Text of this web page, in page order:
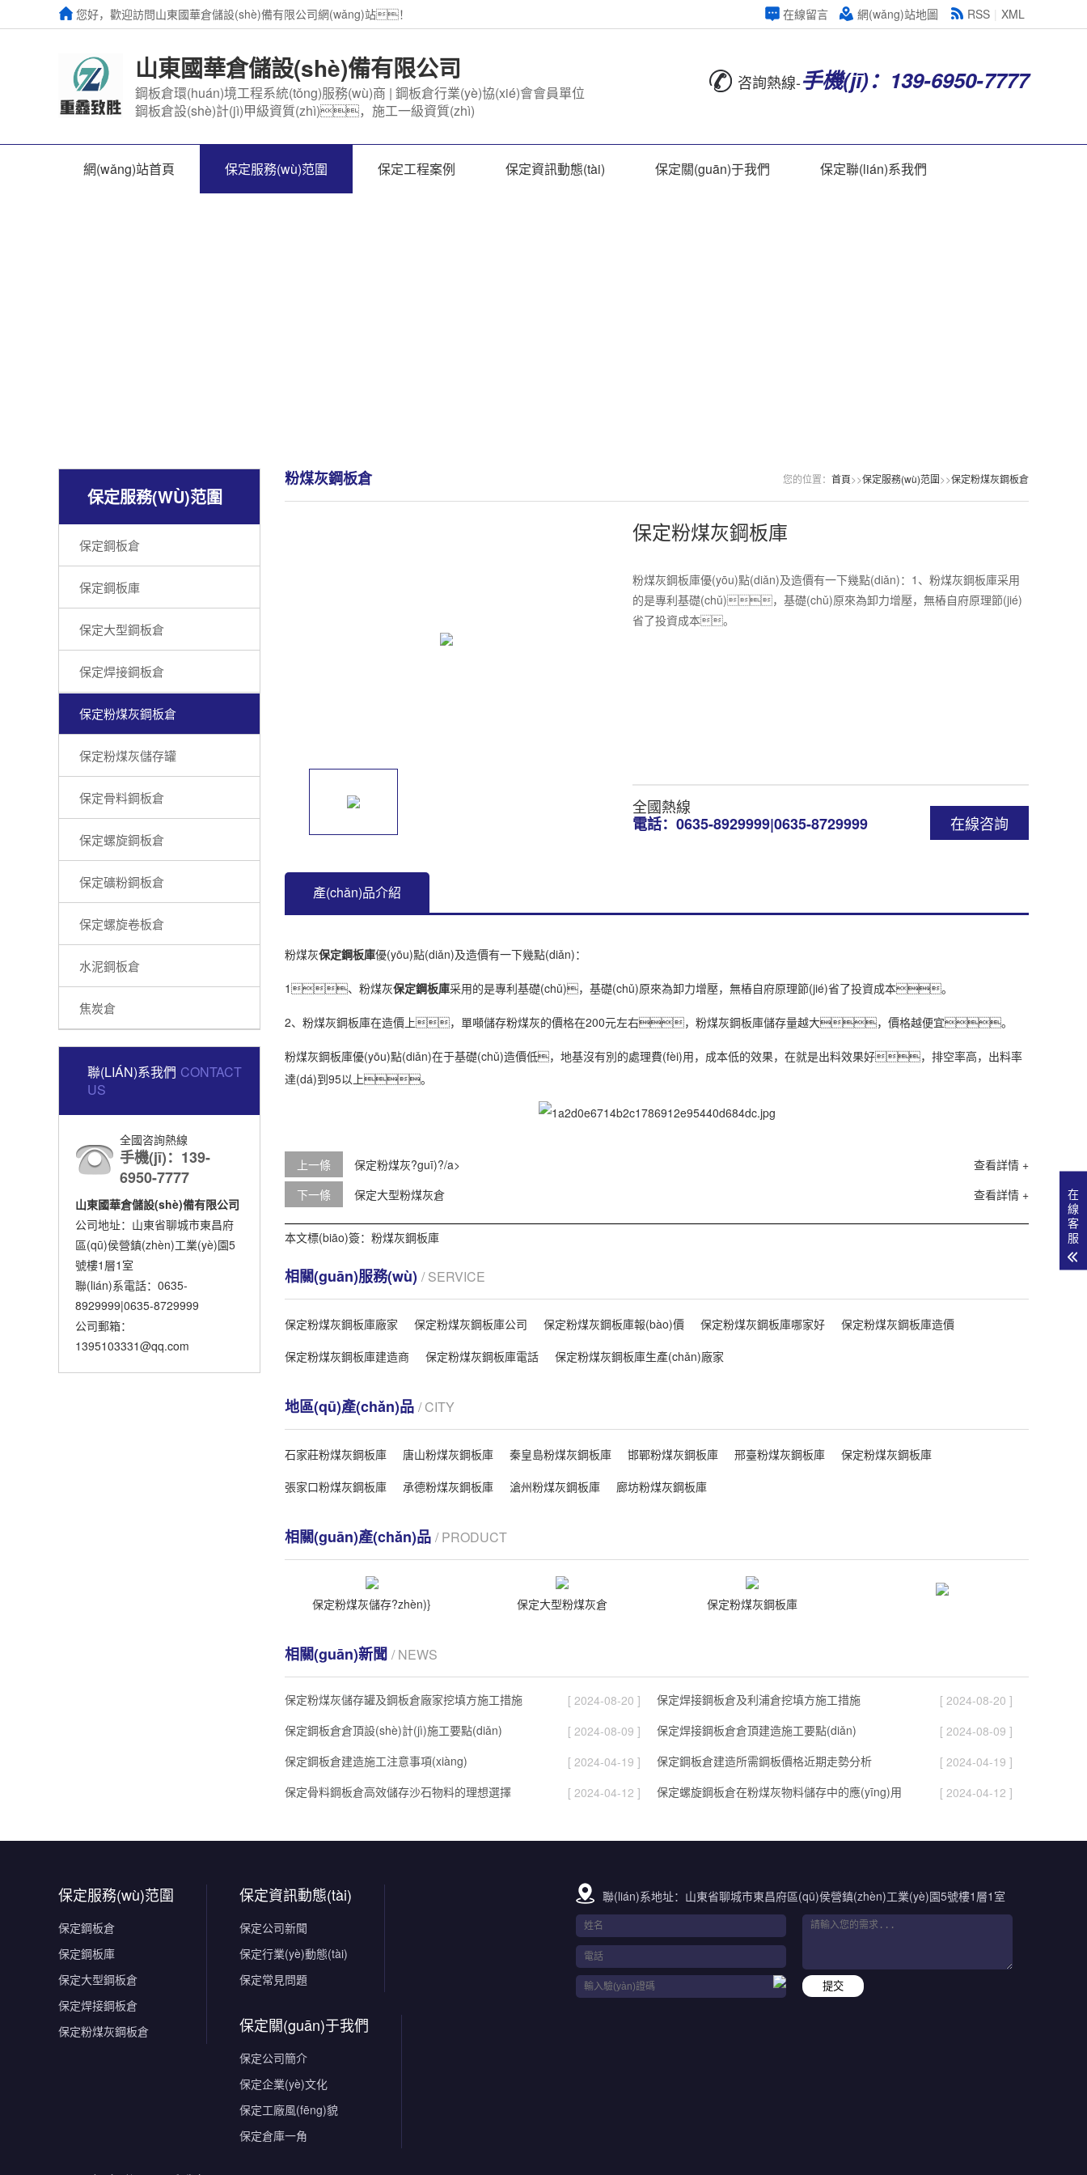
在線留言 網(wǎng)站地圖 RSS XML
您好，歡迎訪問山東國華倉儲設(shè)備有限公司網(wǎng)站！
山東國華倉儲設(shè)備有限公司
鋼板倉環(huán)境工程系統(tǒng)服務(wù)商 | 鋼板倉行業(yè)協(xié)會會員單位
鋼板倉設(shè)計(jì)甲級資質(zhì)，施工一級資質(zhì)
咨詢熱線-手機(jī)：139-6950-7777
網(wǎng)站首頁 保定服務(wù)范圍 保定工程案例 保定資訊動態(tài) 保定關(guān)于我們 保定聯(lián)系我們
保定服務(WÙ)范圍
保定鋼板倉
保定鋼板庫
保定大型鋼板倉
保定焊接鋼板倉
保定粉煤灰鋼板倉
保定粉煤灰儲存罐
保定骨料鋼板倉
保定螺旋鋼板倉
保定礦粉鋼板倉
保定螺旋卷板倉
水泥鋼板倉
焦炭倉
聯(LIÁN)系我們 CONTACT
US
全國咨詢熱線
手機(jī)：139-
6950-7777
山東國華倉儲設(shè)備有限公司
公司地址：山東省聊城市東昌府
區(qū)侯營鎮(zhèn)工業(yè)園5
號樓1層1室
聯(lián)系電話：0635-
8929999|0635-8729999
公司郵箱：
1395103331@qq.com
您的位置： 首頁>>保定服務(wù)范圍>>保定粉煤灰鋼板倉
粉煤灰鋼板倉
保定粉煤灰鋼板庫
粉煤灰鋼板庫優(yōu)點(diǎn)及造價有一下幾點(diǎn)：1、粉煤灰鋼板庫采用
的是專利基礎(chǔ)，基礎(chǔ)原來為卸力增壓，無樁自府原理節(jié)
省了投資成本。
在線咨詢
全國熱線
電話：0635-8929999|0635-8729999
產(chǎn)品介紹
粉煤灰保定鋼板庫優(yōu)點(diǎn)及造價有一下幾點(diǎn)：
1、粉煤灰保定鋼板庫采用的是專利基礎(chǔ)，基礎(chǔ)原來為卸力增壓，無樁自府原理節(jié)省了投資成本。
2、粉煤灰鋼板庫在造價上，單噸儲存粉煤灰的價格在200元左右，粉煤灰鋼板庫儲存量越大，價格越便宜。
粉煤灰鋼板庫優(yōu)點(diǎn)在于基礎(chǔ)造價低，地基沒有別的處理費(fèi)用，成本低的效果，在就是出料效果好，排空率高，出料率
達(dá)到95以上。
上一條 查看詳情 +
保定粉煤灰?guī)?/a>
下一條
查看詳情 +
保定大型粉煤灰倉
本文標(biāo)簽： 粉煤灰鋼板庫
相關(guān)服務(wù) / SERVICE
保定粉煤灰鋼板庫廠家 保定粉煤灰鋼板庫公司 保定粉煤灰鋼板庫報(bào)價 保定粉煤灰鋼板庫哪家好
保定粉煤灰鋼板庫造價
保定粉煤灰鋼板庫建造商
保定粉煤灰鋼板庫電話 保定粉煤灰鋼板庫生產(chǎn)廠家
地區(qū)產(chǎn)品 / CITY
石家莊粉煤灰鋼板庫 唐山粉煤灰鋼板庫 秦皇島粉煤灰鋼板庫 邯鄲粉煤灰鋼板庫 邢臺粉煤灰鋼板庫
保定粉煤灰鋼板庫
張家口粉煤灰鋼板庫
承德粉煤灰鋼板庫 滄州粉煤灰鋼板庫 廊坊粉煤灰鋼板庫
相關(guān)產(chǎn)品 / PRODUCT
保定粉煤灰儲存?zhèn)} 保定大型粉煤灰倉 保定粉煤灰鋼板庫
相關(guān)新聞 / NEWS
保定粉煤灰儲存罐及鋼板倉廠家挖填方施工措施 [ 2024-08-20 ] 保定焊接鋼板倉及利浦倉挖填方施工措施
[ 2024-08-20 ]
保定鋼板倉倉頂設(shè)計(jì)施工要點(diǎn)
[ 2024-08-09 ] 保定焊接鋼板倉倉頂建造施工要點(diǎn)
[ 2024-08-09 ]
保定鋼板倉建造施工注意事項(xiàng)
[ 2024-04-19 ] 保定鋼板倉建造所需鋼板價格近期走勢分析
[ 2024-04-19 ]
保定骨料鋼板倉高效儲存沙石物料的理想選擇
[ 2024-04-12 ] 保定螺旋鋼板倉在粉煤灰物料儲存中的應(yīng)用 [ 2024-04-12 ]
保定服務(wù)范圍
保定鋼板倉
保定鋼板庫
保定大型鋼板倉
保定焊接鋼板倉
保定粉煤灰鋼板倉
保定資訊動態(tài)
保定公司新聞
保定行業(yè)動態(tài)
保定常見問題
保定關(guān)于我們
保定公司簡介
保定企業(yè)文化
保定工廠風(fēng)貌
保定倉庫一角
聯(lián)系地址：山東省聊城市東昌府區(qū)侯營鎮(zhèn)工業(yè)園5號樓1層1室
提交
在
線
客
服